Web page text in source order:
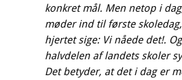
konkret mål. Men netop i
møder ind til første
hjertet sige: Vi nåede det!.
halvdelen af landets skoler
Det betyder, at det i dag er